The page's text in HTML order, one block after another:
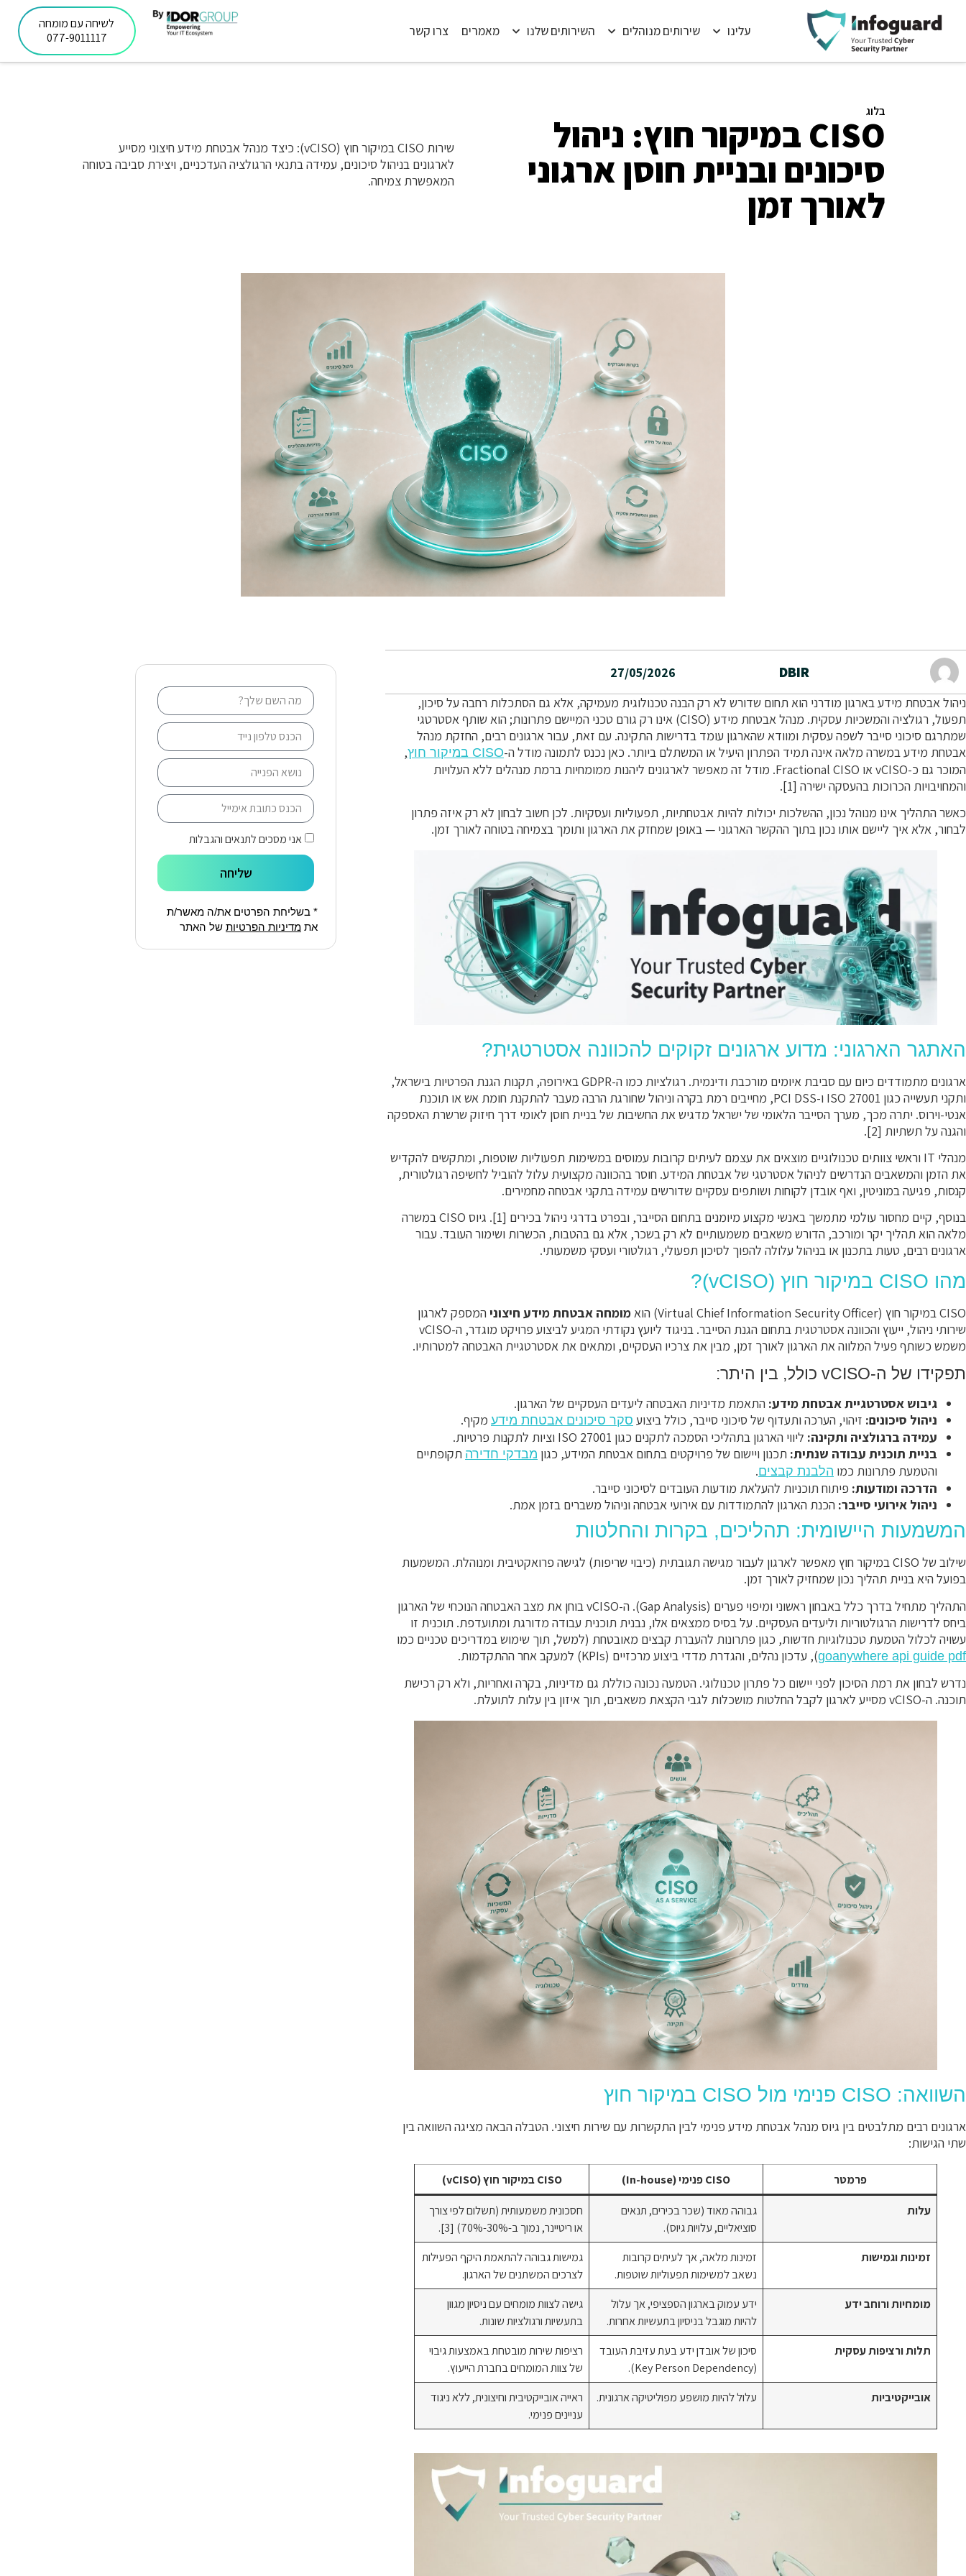
עלינו שירותים מנוהלים השירותים שלנו מאמרים צרו קשר
לשיחה עם מומחה
077-9011117
בלוג
CISO במיקור חוץ: ניהול
סיכונים ובניית חוסן ארגוני
לאורך זמן
שירות CISO במיקור חוץ (vCISO): כיצד מנהל אבטחת מידע חיצוני מסייע
לארגונים בניהול סיכונים, עמידה בתנאי הרגולציה העדכניים, ויצירת סביבה בטוחה
המאפשרת צמיחה.
DBIR
27/05/2026
ניהול אבטחת מידע בארגון מודרני הוא תחום שדורש לא רק הבנה טכנולוגית מעמיקה, אלא גם הסתכלות רחבה על סיכון,
תפעול, רגולציה והמשכיות עסקית. מנהל אבטחת מידע (CISO) אינו רק גורם טכני המיישם פתרונות; הוא שותף אסטרטגי
שמתרגם סיכוני סייבר לשפה עסקית ומוודא שהארגון עומד בדרישות התקינה. עם זאת, עבור ארגונים רבים, החזקת מנהל
אבטחת מידע במשרה מלאה אינה תמיד הפתרון היעיל או המשתלם ביותר. כאן נכנס לתמונה מודל ה-CISO במיקור חוץ
,
המוכר גם כ-vCISO או Fractional CISO. מודל זה מאפשר לארגונים ליהנות ממומחיות ברמת מנהלים ללא העלויות
והמחויבויות הכרוכות בהעסקה ישירה [1].
כאשר התהליך אינו מנוהל נכון, ההשלכות יכולות להיות אבטחתיות, תפעוליות ועסקיות. לכן חשוב לבחון לא רק איזה פתרון
לבחור, אלא איך ליישם אותו נכון בתוך ההקשר הארגוני — באופן שמחזק את הארגון ותומך בצמיחה בטוחה לאורך זמן.
האתגר הארגוני: מדוע ארגונים זקוקים להכוונה אסטרטגית?
ארגונים מתמודדים כיום עם סביבת איומים מורכבת ודינמית. רגולציות כמו ה-GDPR באירופה, תקנות הגנת הפרטיות בישראל,
ותקני תעשייה כגון ISO 27001 ו-PCI DSS, מחייבים רמת בקרה וניהול שחורגת הרבה מעבר להתקנת חומת אש או תוכנת
אנטי-וירוס. יתרה מכך, מערך הסייבר הלאומי של ישראל מדגיש את החשיבות של בניית חוסן לאומי דרך חיזוק שרשרת האספקה
והגנה על תשתיות [2].
מנהלי IT וראשי צוותים טכנולוגיים מוצאים את עצמם לעיתים קרובות עמוסים במשימות תפעוליות שוטפות, ומתקשים להקדיש
את הזמן והמשאבים הנדרשים לניהול אסטרטגי של אבטחת המידע. חוסר בהכוונה מקצועית עלול להוביל לחשיפה רגולטורית,
קנסות, פגיעה במוניטין, ואף אובדן לקוחות ושותפים עסקיים שדורשים עמידה בתקני אבטחה מחמירים.
בנוסף, קיים מחסור עולמי מתמשך באנשי מקצוע מיומנים בתחום הסייבר, ובפרט בדרגי ניהול בכירים [1]. גיוס CISO במשרה
מלאה הוא תהליך יקר ומורכב, הדורש משאבים משמעותיים לא רק בשכר, אלא גם בהטבות, הכשרות ושימור העובד. עבור
ארגונים רבים, טעות בתכנון או בניהול עלולה להפוך לסיכון תפעולי, רגולטורי ועסקי משמעותי.
מהו CISO במיקור חוץ (vCISO)?
CISO במיקור חוץ (Virtual Chief Information Security Officer) הוא מומחה אבטחת מידע חיצוני המספק לארגון
שירותי ניהול, ייעוץ והכוונה אסטרטגית בתחום הגנת הסייבר. בניגוד ליועץ נקודתי המגיע לביצוע פרויקט מוגדר, ה-vCISO
משמש כשותף פעיל המלווה את הארגון לאורך זמן, מבין את צרכיו העסקיים, ומתאים את אסטרטגיית האבטחה למטרותיו.
תפקידו של ה-vCISO כולל, בין היתר:
גיבוש אסטרטגיית אבטחת מידע: התאמת מדיניות האבטחה ליעדים העסקיים של הארגון.
ניהול סיכונים: זיהוי, הערכה ותעדוף של סיכוני סייבר, כולל ביצוע סקר סיכונים אבטחת מידע מקיף.
עמידה ברגולציה ותקינה: ליווי הארגון בתהליכי הסמכה לתקנים כגון ISO 27001 וציות לתקנות פרטיות.
בניית תוכנית עבודה שנתית: תכנון ויישום של פרויקטים בתחום אבטחת המידע, כגון מבדקי חדירה תקופתיים
והטמעת פתרונות כמו הלבנת קבצים.
הדרכה ומודעות: פיתוח תוכניות להעלאת מודעות העובדים לסיכוני סייבר.
ניהול אירועי סייבר: הכנת הארגון להתמודדות עם אירועי אבטחה וניהול משברים בזמן אמת.
המשמעות היישומית: תהליכים, בקרות והחלטות
שילוב של CISO במיקור חוץ מאפשר לארגון לעבור מגישה תגובתית (כיבוי שריפות) לגישה פרואקטיבית ומנוהלת. המשמעות
בפועל היא בניית תהליך נכון שמחזיק לאורך זמן.
התהליך מתחיל בדרך כלל באבחון ראשוני ומיפוי פערים (Gap Analysis). ה-vCISO בוחן את מצב האבטחה הנוכחי של הארגון
ביחס לדרישות הרגולטוריות וליעדים העסקיים. על בסיס ממצאים אלו, נבנית תוכנית עבודה מדורגת ומתועדפת. תוכנית זו
עשויה לכלול הטמעת טכנולוגיות חדשות, כגון פתרונות להעברת קבצים מאובטחת (למשל, תוך שימוש במדריכים טכניים כמו
goanywhere api guide pdf), עדכון נהלים, והגדרת מדדי ביצוע מרכזיים (KPIs) למעקב אחר ההתקדמות.
נדרש לבחון את רמת הסיכון לפני יישום כל פתרון טכנולוגי. הטמעה נכונה כוללת גם מדיניות, בקרה ואחריות, ולא רק רכישת
תוכנה. ה-vCISO מסייע לארגון לקבל החלטות מושכלות לגבי הקצאת משאבים, תוך איזון בין עלות לתועלת.
השוואה: CISO פנימי מול CISO במיקור חוץ
ארגונים רבים מתלבטים בין גיוס מנהל אבטחת מידע פנימי לבין התקשרות עם שירות חיצוני. הטבלה הבאה מציגה השוואה בין
שתי הגישות:
פרמטר CISO פנימי (In-house)
CISO במיקור חוץ (vCISO)
עלות
גבוהה מאוד (שכר בכירים, תנאים
סוציאליים, עלויות גיוס).
חסכונית משמעותית (תשלום לפי צורך
או ריטיינר, נמוך ב-30%-70%) [3].
זמינות וגמישות
זמינות מלאה, אך לעיתים קרובות
נשאב למשימות תפעוליות שוטפות.
גמישות גבוהה להתאמת היקף הפעילות
לצרכים המשתנים של הארגון.
מומחיות ורוחב ידע
ידע עמוק בארגון הספציפי, אך עלול
להיות מוגבל בניסיון בתעשיות אחרות.
גישה לצוות מומחים עם ניסיון מגוון
בתעשיות ורגולציות שונות.
תלות ורציפות עסקית
סיכון של אובדן ידע בעת עזיבת העובד
(Key Person Dependency).
רציפות שירות מובטחת באמצעות גיבוי
של צוות המומחים בחברת הייעוץ.
אובייקטיביות
עלול להיות מושפע מפוליטיקה ארגונית.
ראייה אובייקטיבית וחיצונית, ללא ניגוד
עניינים פנימי.
אני מסכים לתנאים והגבלות
שליחה
* בשליחת הפרטים את/ה מאשר/ת
את מדיניות הפרטיות של האתר